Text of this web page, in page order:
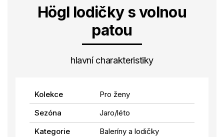
Högl lodičky s volnou
patou
hlavní charakteristiky
Kolekce
Pro ženy
Sezóna
Jaro/léto
Kategorie
Baleríny a lodičky